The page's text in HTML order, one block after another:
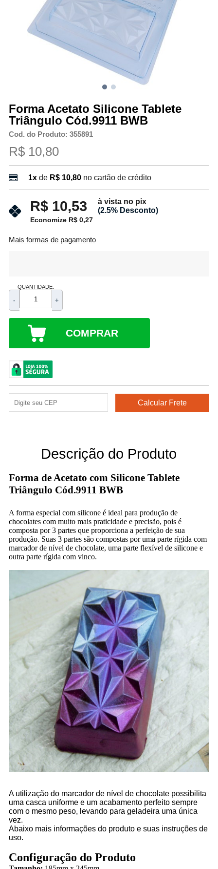
Forma Acetato Silicone Tablete
Triângulo Cód.9911 BWB
Cod. do Produto: 355891
R$ 10,80
1xde R$ 10,80 no cartão de crédito
R$ 10,53
à vista no pix
(2.5% Desconto)
Economize R$ 0,27
Mais formas de pagamento
QUANTIDADE:
- +
COMPRAR
Descrição do Produto
Forma de Acetato com Silicone Tablete
Triângulo Cód.9911 BWB
A forma especial com silicone é ideal para produção de
chocolates com muito mais praticidade e precisão, pois é
composta por 3 partes que proporciona a perfeição de sua
produção. Suas 3 partes são compostas por uma parte rígida com
marcador de nível de chocolate, uma parte flexível de silicone e
outra parte rígida com vinco.
A utilização do marcador de nível de chocolate possibilita
uma casca uniforme e um acabamento perfeito sempre
com o mesmo peso, levando para geladeira uma única
vez.
Abaixo mais informações do produto e suas instruções de
uso.
Configuração do Produto